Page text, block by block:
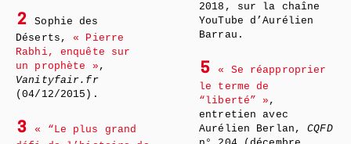
2
Sophie des
Déserts,« Pierre
Rabhi, enquête sur
un prophète » ,
Vanityfair.fr
(04/12/2015).
3
« “Le plus grand
2018, sur la chaîne
YouTube d’Aurélien
Barrau.
5
« Se réapproprier
le terme de
“liberté” » ,
entretien avec
Aurélien Berlan,CQFD